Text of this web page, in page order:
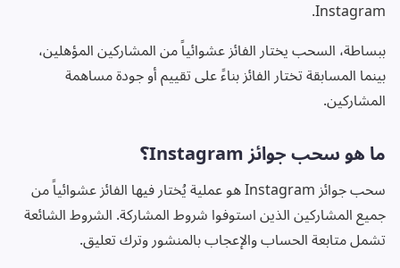
Instagram.
ببساطة، السحب يختار الفائز عشوائياً من المشاركين المؤهلين،
بينما المسابقة تختار الفائز بناءً على تقييم أو جودة مساهمة
المشاركين.
ما هو سحب جوائز Instagram؟
سحب جوائز Instagram هو عملية يُختار فيها الفائز عشوائياً من
جميع المشاركين الذين استوفوا شروط المشاركة. الشروط الشائعة
تشمل متابعة الحساب والإعجاب بالمنشور وترك تعليق.